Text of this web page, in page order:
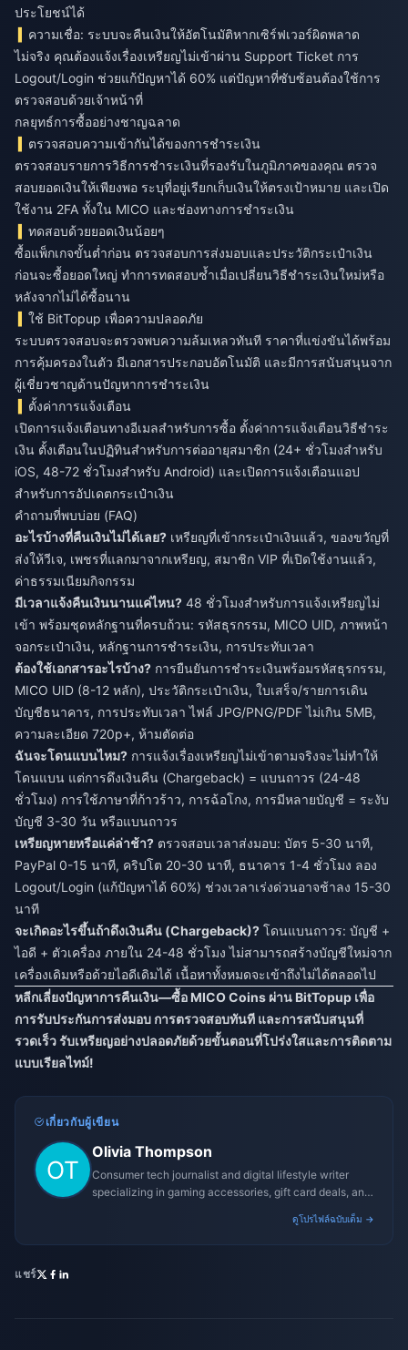
ประโยชน์ได้
ความเชื่อ: ระบบจะคืนเงินให้อัตโนมัติหากเซิร์ฟเวอร์ผิดพลาด
ไม่จริง คุณต้องแจ้งเรื่องเหรียญไม่เข้าผ่าน Support Ticket การ
Logout/Login ช่วยแก้ปัญหาได้ 60% แต่ปัญหาที่ซับซ้อนต้องใช้การ
ตรวจสอบด้วยเจ้าหน้าที่
กลยุทธ์การซื้ออย่างชาญฉลาด
ตรวจสอบความเข้ากันได้ของการชำระเงิน
ตรวจสอบรายการวิธีการชำระเงินที่รองรับในภูมิภาคของคุณ ตรวจ
สอบยอดเงินให้เพียงพอ ระบุที่อยู่เรียกเก็บเงินให้ตรงเป้าหมาย และเปิด
ใช้งาน 2FA ทั้งใน MICO และช่องทางการชำระเงิน
ทดสอบด้วยยอดเงินน้อยๆ
ซื้อแพ็กเกจขั้นต่ำก่อน ตรวจสอบการส่งมอบและประวัติกระเป๋าเงิน
ก่อนจะซื้อยอดใหญ่ ทำการทดสอบซ้ำเมื่อเปลี่ยนวิธีชำระเงินใหม่หรือ
หลังจากไม่ได้ซื้อนาน
ใช้ BitTopup เพื่อความปลอดภัย
ระบบตรวจสอบจะตรวจพบความล้มเหลวทันที ราคาที่แข่งขันได้พร้อม
การคุ้มครองในตัว มีเอกสารประกอบอัตโนมัติ และมีการสนับสนุนจาก
ผู้เชี่ยวชาญด้านปัญหาการชำระเงิน
ตั้งค่าการแจ้งเตือน
เปิดการแจ้งเตือนทางอีเมลสำหรับการซื้อ ตั้งค่าการแจ้งเตือนวิธีชำระ
เงิน ตั้งเตือนในปฏิทินสำหรับการต่ออายุสมาชิก (24+ ชั่วโมงสำหรับ
iOS, 48-72 ชั่วโมงสำหรับ Android) และเปิดการแจ้งเตือนแอป
สำหรับการอัปเดตกระเป๋าเงิน
คำถามที่พบบ่อย (FAQ)
อะไรบ้างที่คืนเงินไม่ได้เลย? เหรียญที่เข้ากระเป๋าเงินแล้ว, ของขวัญที่
ส่งให้วีเจ, เพชรที่แลกมาจากเหรียญ, สมาชิก VIP ที่เปิดใช้งานแล้ว,
ค่าธรรมเนียมกิจกรรม
มีเวลาแจ้งคืนเงินนานแค่ไหน? 48 ชั่วโมงสำหรับการแจ้งเหรียญไม่
เข้า พร้อมชุดหลักฐานที่ครบถ้วน: รหัสธุรกรรม, MICO UID, ภาพหน้า
จอกระเป๋าเงิน, หลักฐานการชำระเงิน, การประทับเวลา
ต้องใช้เอกสารอะไรบ้าง? การยืนยันการชำระเงินพร้อมรหัสธุรกรรม,
MICO UID (8-12 หลัก), ประวัติกระเป๋าเงิน, ใบเสร็จ/รายการเดิน
บัญชีธนาคาร, การประทับเวลา ไฟล์ JPG/PNG/PDF ไม่เกิน 5MB,
ความละเอียด 720p+, ห้ามตัดต่อ
ฉันจะโดนแบนไหม? การแจ้งเรื่องเหรียญไม่เข้าตามจริงจะไม่ทำให้
โดนแบน แต่การดึงเงินคืน (Chargeback) = แบนถาวร (24-48
ชั่วโมง) การใช้ภาษาที่ก้าวร้าว, การฉ้อโกง, การมีหลายบัญชี = ระงับ
บัญชี 3-30 วัน หรือแบนถาวร
เหรียญหายหรือแค่ล่าช้า? ตรวจสอบเวลาส่งมอบ: บัตร 5-30 นาที,
PayPal 0-15 นาที, คริปโต 20-30 นาที, ธนาคาร 1-4 ชั่วโมง ลอง
Logout/Login (แก้ปัญหาได้ 60%) ช่วงเวลาเร่งด่วนอาจช้าลง 15-30
นาที
จะเกิดอะไรขึ้นถ้าดึงเงินคืน (Chargeback)? โดนแบนถาวร: บัญชี +
ไอดี + ตัวเครื่อง ภายใน 24-48 ชั่วโมง ไม่สามารถสร้างบัญชีใหม่จาก
เครื่องเดิมหรือด้วยไอดีเดิมได้ เนื้อหาทั้งหมดจะเข้าถึงไม่ได้ตลอดไป
หลีกเลี่ยงปัญหาการคืนเงิน—ซื้อ MICO Coins ผ่าน BitTopup เพื่อ
การรับประกันการส่งมอบ การตรวจสอบทันที และการสนับสนุนที่
รวดเร็ว รับเหรียญอย่างปลอดภัยด้วยขั้นตอนที่โปร่งใสและการติดตาม
แบบเรียลไทม์!
เกี่ยวกับผู้เขียน
Olivia Thompson
Consumer tech journalist and digital lifestyle writer
specializing in gaming accessories, gift card deals, and
ดูโปรไฟล์ฉบับเต็ม →
แชร์